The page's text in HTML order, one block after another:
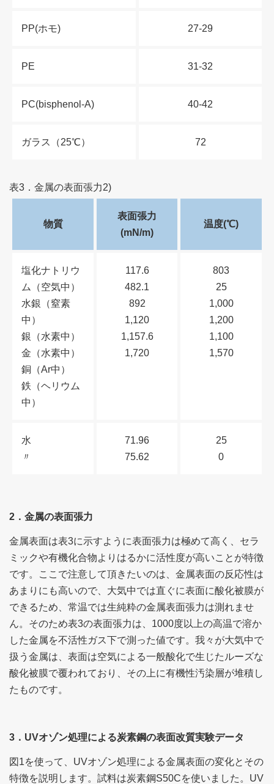
PP(ホモ) 27-29
PE 31-32
PC(bisphenol-A) 40-42
ガラス（25℃） 72
表3．金属の表面張力2)
物質
表面張力
(mN/m)
温度(℃)
塩化ナトリウ
ム（空気中）
水銀（窒素
中）
銀（水素中）
金（水素中）
銅（Ar中）
鉄（ヘリウム
中）
117.6
482.1
892
1,120
1,157.6
1,720
803
25
1,000
1,200
1,100
1,570
水
〃
71.96
75.62
25
0
2．金属の表面張力
金属表面は表3に示すように表面張力は極めて高く、セラ
ミックや有機化合物よりはるかに活性度が高いことが特徴
です。ここで注意して頂きたいのは、金属表面の反応性は
あまりにも高いので、大気中では直ぐに表面に酸化被膜が
できるため、常温では生純粋の金属表面張力は測れませ
ん。そのため表3の表面張力は、1000度以上の高温で溶か
した金属を不活性ガス下で測った値です。我々が大気中で
扱う金属は、表面は空気による一般酸化で生じたルーズな
酸化被膜で覆われており、その上に有機性汚染層が堆積し
たものです。
3．UVオゾン処理による炭素鋼の表面改質実験データ
図1を使って、UVオゾン処理による金属表面の変化とその
特徴を説明します。試料は炭素鋼S50Cを使いました。UV